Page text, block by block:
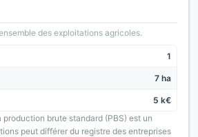
des exploitations agricoles.
1
7 ha
5 k€
brute standard (PBS) est un
peut différer du registre des entreprises